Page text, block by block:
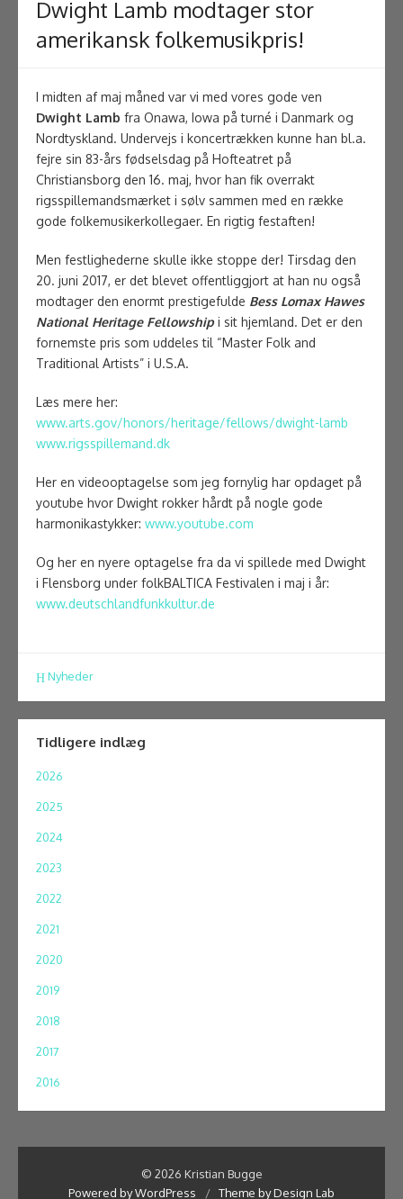
Dwight Lamb modtager stor
amerikansk folkemusikpris!
I midten af maj måned var vi med vores gode ven
Dwight Lamb fra Onawa, Iowa på turné i Danmark og
Nordtyskland. Undervejs i koncertrækken kunne han bl.a.
fejre sin 83-års fødselsdag på Hofteatret på
Christiansborg den 16. maj, hvor han fik overrakt
rigsspillemandsmærket i sølv sammen med en række
gode folkemusikerkollegaer. En rigtig festaften!
Men festlighederne skulle ikke stoppe der! Tirsdag den
20. juni 2017, er det blevet offentliggjort at han nu også
modtager den enormt prestigefulde Bess Lomax Hawes
National Heritage Fellowshipi sit hjemland. Det er den
fornemste pris som uddeles til “Master Folk and
Traditional Artists” i U.S.A.
Læs mere her:
www.arts.gov/honors/heritage/fellows/dwight-lamb
www.rigsspillemand.dk
Her en videooptagelse som jeg fornylig har opdaget på
youtube hvor Dwight rokker hårdt på nogle gode
harmonikastykker: www.youtube.com
Og her en nyere optagelse fra da vi spillede med Dwight
i Flensborg under folkBALTICA Festivalen i maj i år:
www.deutschlandfunkkultur.de
Nyheder
Tidligere indlæg
2026
2025
2024
2023
2022
2021
2020
2019
2018
2017
2016
© 2026 Kristian Bugge
Powered by WordPress
/ Theme by Design Lab